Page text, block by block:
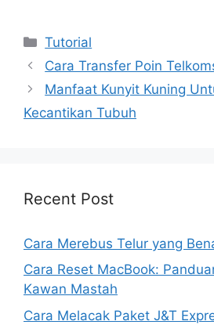
Kategori
Tutorial
Cara Transfer Poin
Manfaat Kunyit Kuning
Kecantikan Tubuh
Recent Post
Cara Merebus Telur yang
Cara Reset MacBook:
Kawan Mastah
Cara Melacak Paket J&T